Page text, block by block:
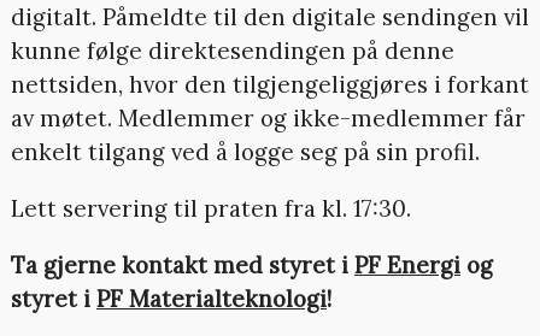
digitalt. Påmeldte til den digitale sendingen vil
kunne følge direktesendingen på denne
nettsiden, hvor den tilgjengeliggjøres i forkant
av møtet. Medlemmer og ikke-medlemmer får
enkelt tilgang ved å logge seg på sin profil.
Lett servering til praten fra kl. 17:30.
Ta gjerne kontakt med styret i PF Energiog
styret i PF Materialteknologi!